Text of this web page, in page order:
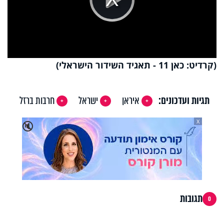
Play
Video
(קרדיט: כאן 11 - תאגיד השידור הישראלי)
תגיות ועדכונים: איראן ישראל
חרבות ברזל
🔇
X
0 תגובות